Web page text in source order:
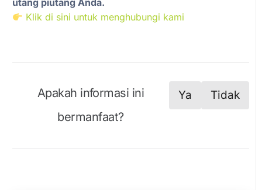
utang piutang Anda.
Klik di sini untuk menghubungi kami
Apakah informasi ini
bermanfaat?
Ya Tidak